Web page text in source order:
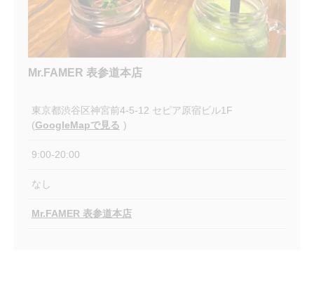
Mr.FAMER 表参道本店
東京都渋谷区神宮前4-5-12 セピア原宿ビル1F
(GoogleMapで見る )
9:00-20:00
なし
Mr.FAMER 表参道本店